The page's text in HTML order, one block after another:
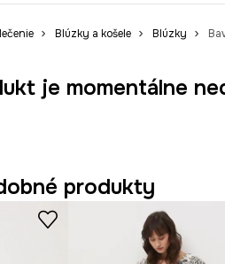
Blúzky a košele Blúzky
je momentálne
produkty